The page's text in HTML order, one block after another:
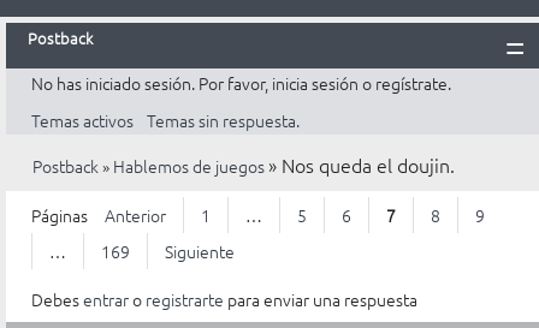
Postback
Inicio
Postback
Reglas
Búsqueda
Registrarte
Entrar
No has iniciado sesión. Por favor, inicia sesión o regístrate.
Temas activos Temas sin respuesta.
Postback» Hablemos de juegos » Nos queda el doujin.
Páginas Anterior 1 … 5 6 7 8
9
…
169
Siguiente
Debesentraro registrarte para enviar una respuesta